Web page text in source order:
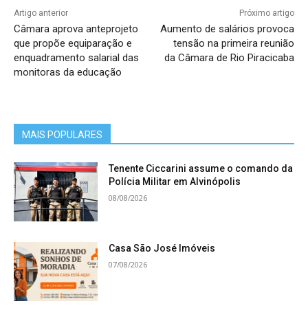
Artigo anterior
Câmara aprova anteprojeto
que propõe equiparação e
enquadramento salarial das
monitoras da educação
Próximo artigo
Aumento de salários provoca
tensão na primeira reunião
da Câmara de Rio Piracicaba
MAIS POPULARES
Tenente Ciccarini assume o comando da
Polícia Militar em Alvinópolis
08/08/2026
Casa São José Imóveis
07/08/2026